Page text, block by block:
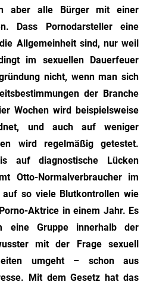
aber alle Bürger mit einer
Dass Pornodarsteller eine
Allgemeinheit sind, nur weil
im sexuellen Dauerfeuer
nicht, wenn man sich
der Branche
Wochen wird beispielsweise
und auch auf weniger
wird regelmäßig getestet.
auf diagnostische Lücken
Otto-Normalverbraucher im
so viele Blutkontrollen wie
Aktrice in einem Jahr. Es
eine Gruppe innerhalb der
mit der Frage sexuell
umgeht – schon aus
Mit dem Gesetz hat das